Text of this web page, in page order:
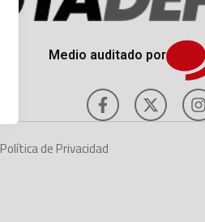
Medio auditado por
Política de Privacidad